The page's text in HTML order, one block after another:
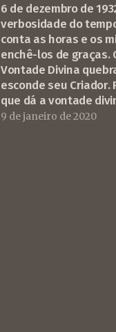
6 de dezembro de
verbosidade do
conta as horas e os
enchê-los de graças.
Vontade Divina
esconde seu Criador.
que dá a vontade
9 de janeiro de 2020